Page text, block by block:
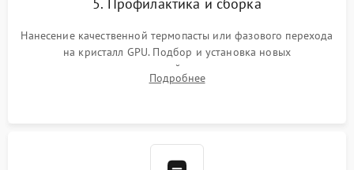
Нанесение качественной термопасты или фазового перехода
на кристалл GPU. Подбор и установка новых
термопрокладок правильной толщины на память и цепи
питания. Монтаж радиатора и бэкплейта, подключение и
Подробнее